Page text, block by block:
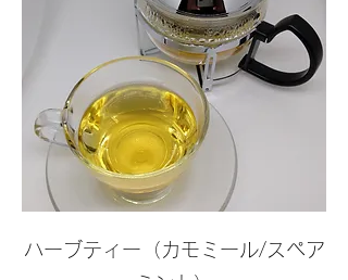
ハーブティー（カモミール/スペア